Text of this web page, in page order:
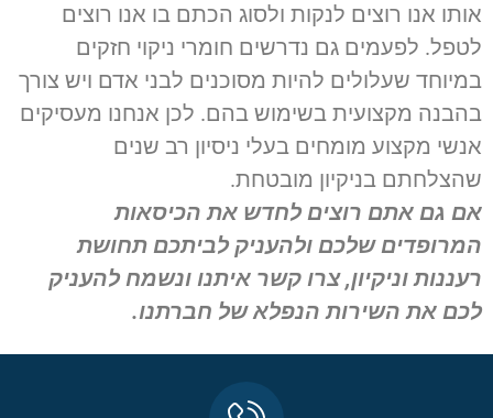
אותו אנו רוצים לנקות ולסוג הכתם בו אנו רוצים
לטפל. לפעמים גם נדרשים חומרי ניקוי חזקים
במיוחד שעלולים להיות מסוכנים לבני אדם ויש צורך
בהבנה מקצועית בשימוש בהם. לכן אנחנו מעסיקים
אנשי מקצוע מומחים בעלי ניסיון רב שנים
שהצלחתם בניקיון מובטחת.
אם גם אתם רוצים לחדש את הכיסאות
המרופדים שלכם ולהעניק לביתכם תחושת
רעננות וניקיון, צרו קשר איתנו ונשמח להעניק
לכם את השירות הנפלא של חברתנו.